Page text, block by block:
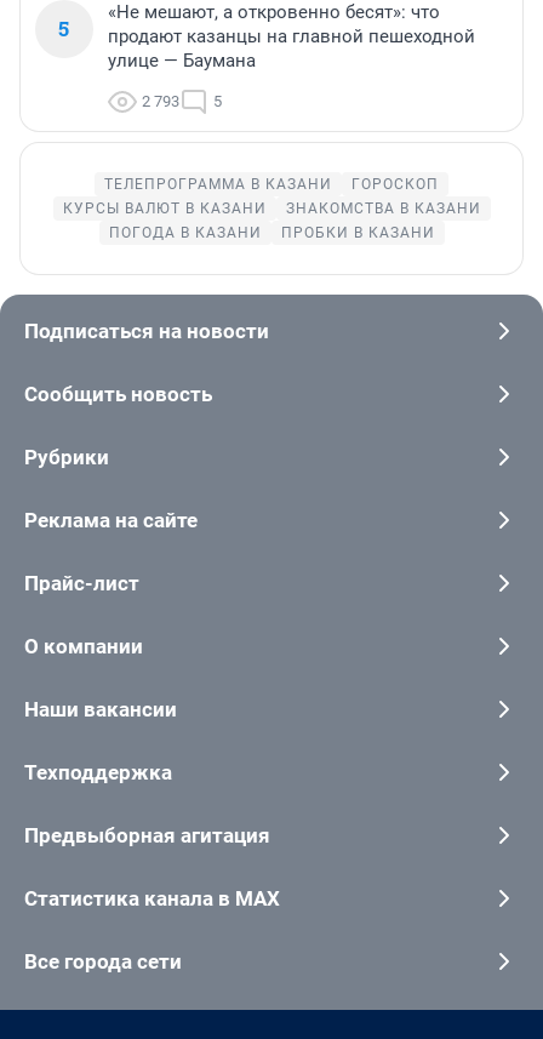
5
«Не мешают, а откровенно бесят»: что
продают казанцы на главной пешеходной
улице — Баумана
2 793 5
ТЕЛЕПРОГРАММА В КАЗАНИ
ГОРОСКОП
КУРСЫ ВАЛЮТ В КАЗАНИ
ЗНАКОМСТВА В КАЗАНИ
ПОГОДА В КАЗАНИ
ПРОБКИ В КАЗАНИ
Подписаться на новости
Сообщить новость
Рубрики
Реклама на сайте
Прайс-лист
О компании
Наши вакансии
Техподдержка
Предвыборная агитация
Статистика канала в MAX
Все города сети